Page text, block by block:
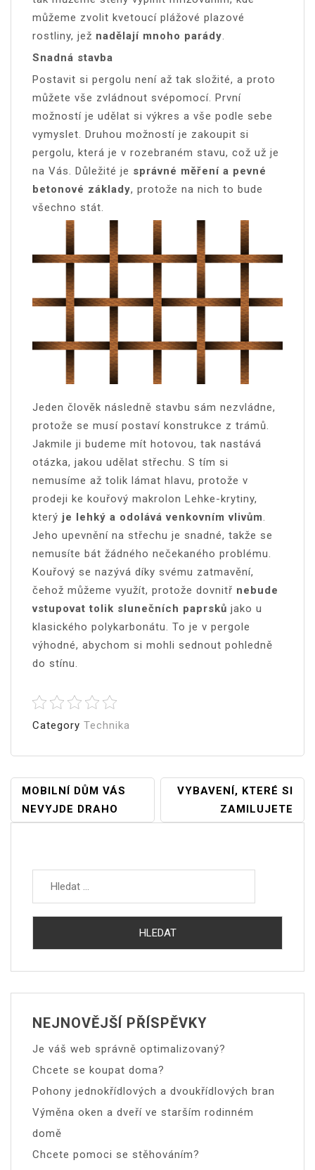
můžeme zvolit kvetoucí plážové plazové
rostliny, jež nadělají mnoho parády.
Snadná stavba
Postavit si pergolu není až tak složité, a proto
můžete vše zvládnout svépomocí. První
možností je udělat si výkres a vše podle sebe
vymyslet. Druhou možností je zakoupit si
pergolu, která je v rozebraném stavu, což už je
na Vás. Důležité je správné měření a pevné
betonové základy, protože na nich to bude
všechno stát.
Jeden člověk následně stavbu sám nezvládne,
protože se musí postaví konstrukce z trámů.
Jakmile ji budeme mít hotovou, tak nastává
otázka, jakou udělat střechu. S tím si
nemusíme až tolik lámat hlavu, protože v
prodeji ke kouřový makrolon Lehke-krytiny,
který je lehký a odolává venkovním vlivům.
Jeho upevnění na střechu je snadné, takže se
nemusíte bát žádného nečekaného problému.
Kouřový se nazývá díky svému zatmavění,
čehož můžeme využít, protože dovnitř nebude
vstupovat tolik slunečních paprsků jako u
klasického polykarbonátu. To je v pergole
výhodné, abychom si mohli sednout pohledně
do stínu.
Category Technika
Navigace
Pro
MOBILNÍ DŮM VÁS
NEVYJDE DRAHO
VYBAVENÍ, KTERÉ SI
ZAMILUJETE
NEJNOVĚJŠÍ PŘÍSPĚVKY
Je váš web správně optimalizovaný?
Chcete se koupat doma?
Pohony jednokřídlových a dvoukřídlových bran
Výměna oken a dveří ve starším rodinném
domě
Chcete pomoci se stěhováním?